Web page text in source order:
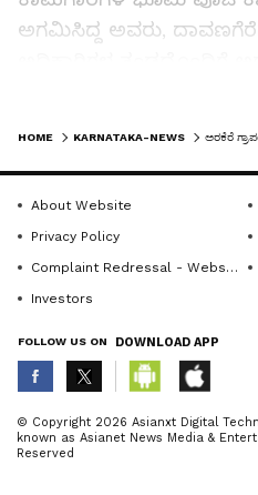
ಅಗಮಿಸಿದ್ದ ಅವರು,
ಗ್ರಾಮ ಪಂಚಾಯಿತಿ ಸಿಬ್ಬಂದಿ
ಕಾಮಗಾರಿಗಳ ಕುರಿತು
ಸರೋವರ ಯೋಜನೆಯಡಿ
ಕೆರೆ ಪ್ರದೇಶಕ್ಕೆ ಭೇಟಿ
ಹರಿಸಲು ಕ್ರಮ ಕೈಗೊಳ್ಳುವಂತೆ
ಸೂಚನೆ ನೀಡಿದರು.
ನಂತರ ಗ್ರಾಮದಲ್ಲಿನ ಕೆಲ
ಅರ್ಹ ಫಲಾನುಭವಿಗಳಿಗೆ
ನಿರ್ಮಿಸಿಕೊಳ್ಳಲು
ABOUT THE AUTHOR
K
HOME KARNATAKA-NEWS ಅರಕೆರೆ
About Website
Privacy Policy
Complaint Redressal - Website
Investors
FOLLOW US ON DOWNLOAD APP
© Copyright 2026 Asianxt Digital
known as Asianet News Media &
Reserved